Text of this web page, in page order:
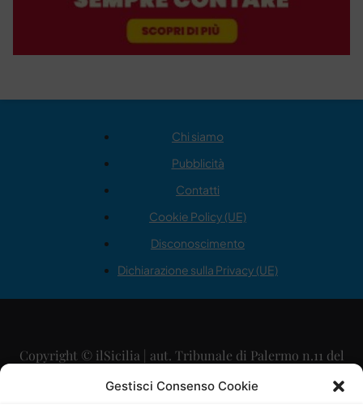
Gestisci Consenso Cookie
Chi siamo
Pubblicità
Contatti
Cookie Policy (UE)
Disconoscimento
Dichiarazione sulla Privacy (UE)
Copyright © ilSicilia | aut. Tribunale di Palermo n.11 del
29/09/2015